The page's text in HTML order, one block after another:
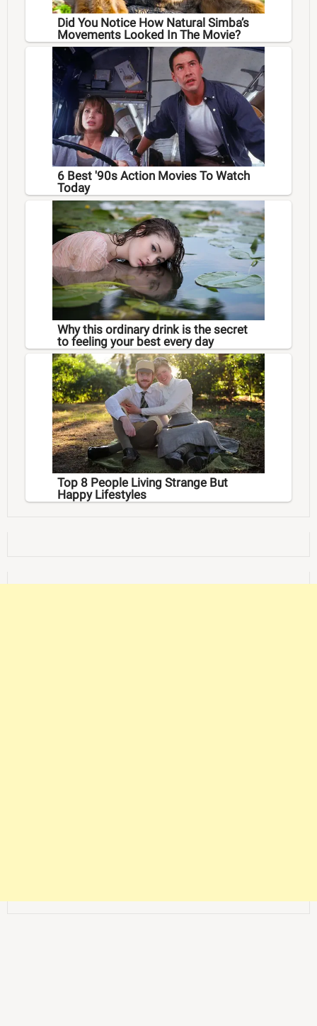
Did You Notice How Natural Simba’s
Movements Looked In The Movie?
6 Best '90s Action Movies To Watch
Today
Why this ordinary drink is the secret
to feeling your best every day
Top 8 People Living Strange But
Happy Lifestyles